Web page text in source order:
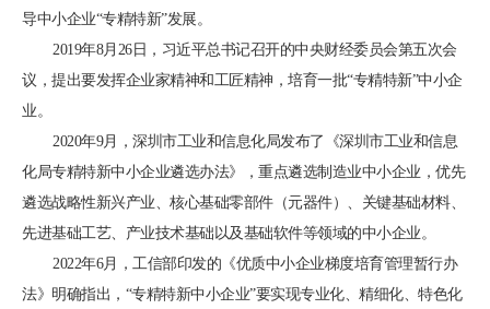
导中小企业“专精特新”发展。
2019年8月26日，习近平总书记召开的中央财经委员会第五次会
议，提出要发挥企业家精神和工匠精神，培育一批“专精特新”中小企
业。
2020年9月，深圳市工业和信息化局发布了《深圳市工业和信息
化局专精特新中小企业遴选办法》，重点遴选制造业中小企业，优先
遴选战略性新兴产业、核心基础零部件（元器件）、关键基础材料、
先进基础工艺、产业技术基础以及基础软件等领域的中小企业。
2022年6月，工信部印发的《优质中小企业梯度培育管理暂行办
法》明确指出，“专精特新中小企业”要实现专业化、精细化、特色化